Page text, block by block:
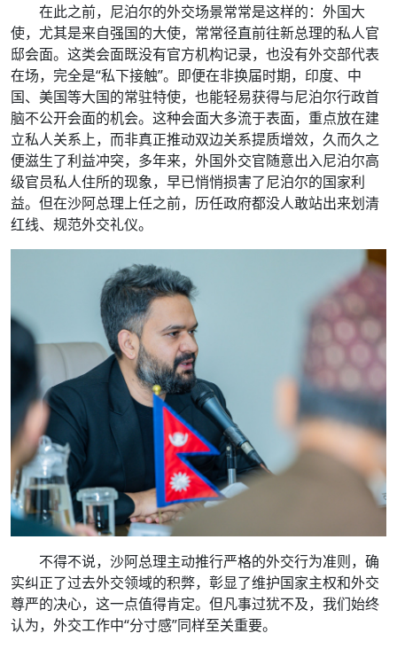
在此之前，尼泊尔的外交场景常常是这样的：外国大
使，尤其是来自强国的大使，常常径直前往新总理的私人官
邸会面。这类会面既没有官方机构记录，也没有外交部代表
在场，完全是“私下接触”。即便在非换届时期，印度、中
国、美国等大国的常驻特使，也能轻易获得与尼泊尔行政首
脑不公开会面的机会。这种会面大多流于表面，重点放在建
立私人关系上，而非真正推动双边关系提质增效，久而久之
便滋生了利益冲突，多年来，外国外交官随意出入尼泊尔高
级官员私人住所的现象，早已悄悄损害了尼泊尔的国家利
益。但在沙阿总理上任之前，历任政府都没人敢站出来划清
红线、规范外交礼仪。
不得不说，沙阿总理主动推行严格的外交行为准则，确
实纠正了过去外交领域的积弊，彰显了维护国家主权和外交
尊严的决心，这一点值得肯定。但凡事过犹不及，我们始终
认为，外交工作中“分寸感”同样至关重要。